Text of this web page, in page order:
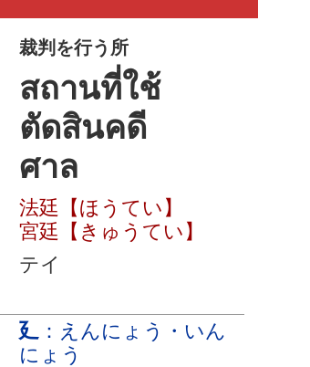
裁判を行う所
สถานที่ใช้
ตัดสินคดี
ศาล
法廷【ほうてい】
宮廷【きゅうてい】
テイ
廴 ：えんにょう・いん
にょう